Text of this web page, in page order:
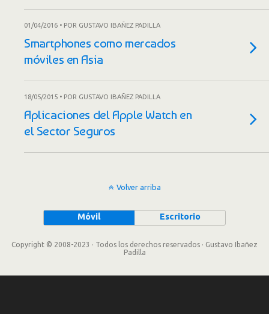
01/04/2016 • POR GUSTAVO IBAÑEZ PADILLA
Smartphones como mercados
móviles en Asia
18/05/2015 • POR GUSTAVO IBAÑEZ PADILLA
Aplicaciones del Apple Watch en
el Sector Seguros
Volver arriba
Móvil Escritorio
Copyright © 2008-2023 · Todos los derechos reservados · Gustavo Ibañez
Padilla